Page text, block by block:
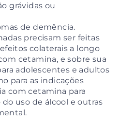
grávidas ou
de demência.
precisam ser feitas
colaterais a longo
cetamina, e sobre sua
adolescentes e adultos
para as indicações
com cetamina para
do uso de álcool e outras